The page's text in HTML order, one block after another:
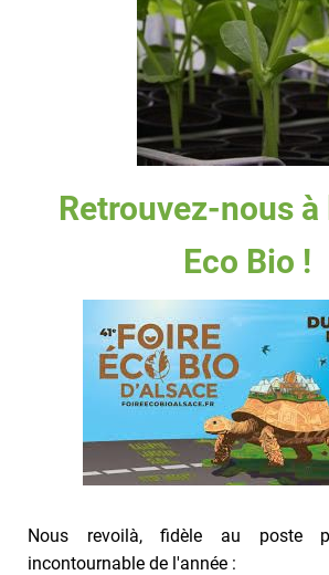
Retrouvez-nous à
Eco Bio !
Nous revoilà, fidèle au poste
incontournable de l'année :